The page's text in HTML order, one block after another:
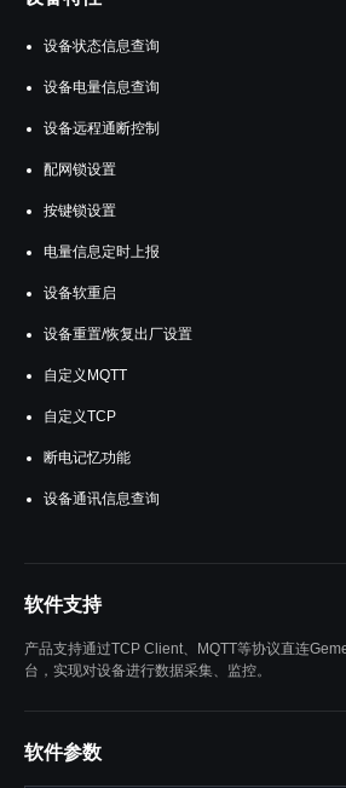
设备状态信息查询
设备电量信息查询
设备远程通断控制
配网锁设置
按键锁设置
电量信息定时上报
设备软重启
设备重置/恢复出厂设置
自定义MQTT
自定义TCP
断电记忆功能
设备通讯信息查询
软件支持
产品支持通过TCP Client、MQTT等协议直连
台，实现对设备进行数据采集、监控。
软件参数